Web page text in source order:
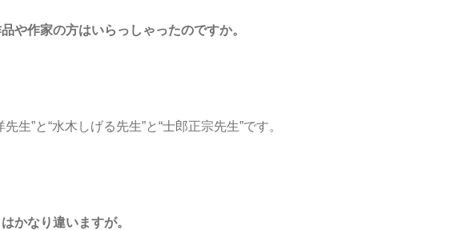
作家の方はいらっしゃったのですか。
生”と“水木しげる先生”と“士郎正宗先生”です。
かなり違いますが。